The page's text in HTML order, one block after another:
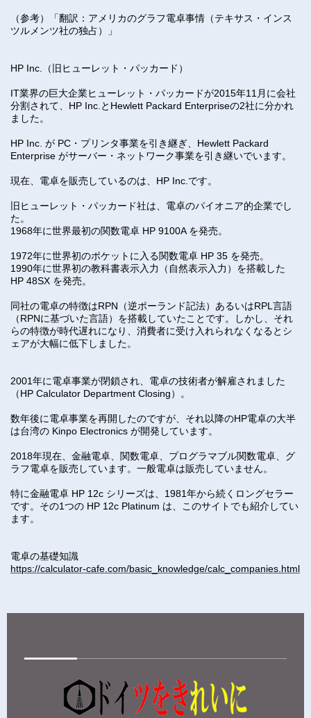
（参考）「翻訳：アメリカのグラフ電卓事情（テキサス・インス
ツルメンツ社の独占）」
HP Inc.（旧ヒューレット・パッカード）
IT業界の巨大企業ヒューレット・パッカードが2015年11月に会社
分割されて、HP Inc.とHewlett Packard Enterpriseの2社に分かれ
ました。
HP Inc. が PC・プリンタ事業を引き継ぎ、Hewlett Packard
Enterprise がサーバー・ネットワーク事業を引き継いでいます。
現在、電卓を販売しているのは、HP Inc.です。
旧ヒューレット・パッカード社は、電卓のパイオニア的企業でし
た。
1968年に世界最初の関数電卓 HP 9100A を発売。
1972年に世界初のポケットに入る関数電卓 HP 35 を発売。
1990年に世界初の教科書表示入力（自然表示入力）を搭載した
HP 48SX を発売。
同社の電卓の特徴はRPN（逆ポーランド記法）あるいはRPL言語
（RPNに基づいた言語）を搭載していたことです。しかし、それ
らの特徴が時代遅れになり、消費者に受け入れられなくなるとシ
ェアが大幅に低下しました。
2001年に電卓事業が閉鎖され、電卓の技術者が解雇されました
（HP Calculator Department Closing）。
数年後に電卓事業を再開したのですが、それ以降のHP電卓の大半
は台湾の Kinpo Electronics が開発しています。
2018年現在、金融電卓、関数電卓、プログラマブル関数電卓、グ
ラフ電卓を販売しています。一般電卓は販売していません。
特に金融電卓 HP 12c シリーズは、1981年から続くロングセラー
です。その1つの HP 12c Platinum は、このサイトでも紹介してい
ます。
電卓の基礎知識
https://calculator-cafe.com/basic_knowledge/calc_companies.html